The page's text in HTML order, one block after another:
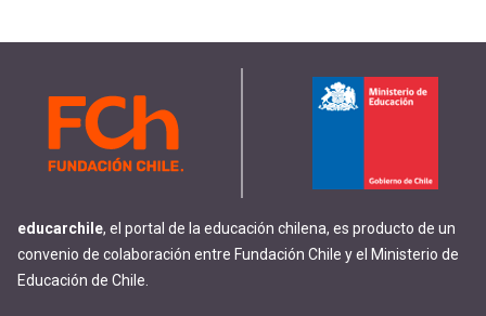
educarchile, el portal de la educación chilena, es producto de un
convenio de colaboración entre Fundación Chile y el Ministerio de
Educación de Chile.